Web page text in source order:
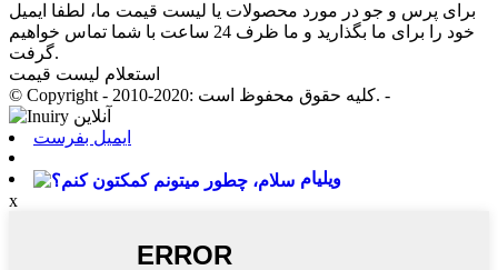
برای پرس و جو در مورد محصولات یا لیست قیمت ما، لطفا ایمیل
خود را برای ما بگذارید و ما ظرف 24 ساعت با شما تماس خواهیم
گرفت.
استعلام لیست قیمت
© Copyright - 2010-2020: کلیه حقوق محفوظ است. -
ایمیل بفرست
ویلیام
x